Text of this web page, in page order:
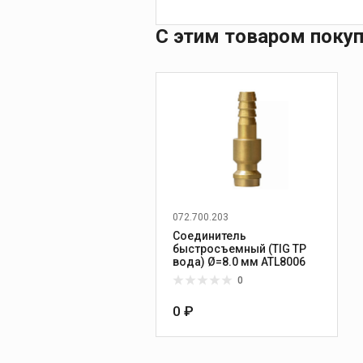
С этим товаром
072.700.203
Соединитель
быстросъемный (TIG TP
вода) Ø=8.0 мм ATL8006
0
0 ₽